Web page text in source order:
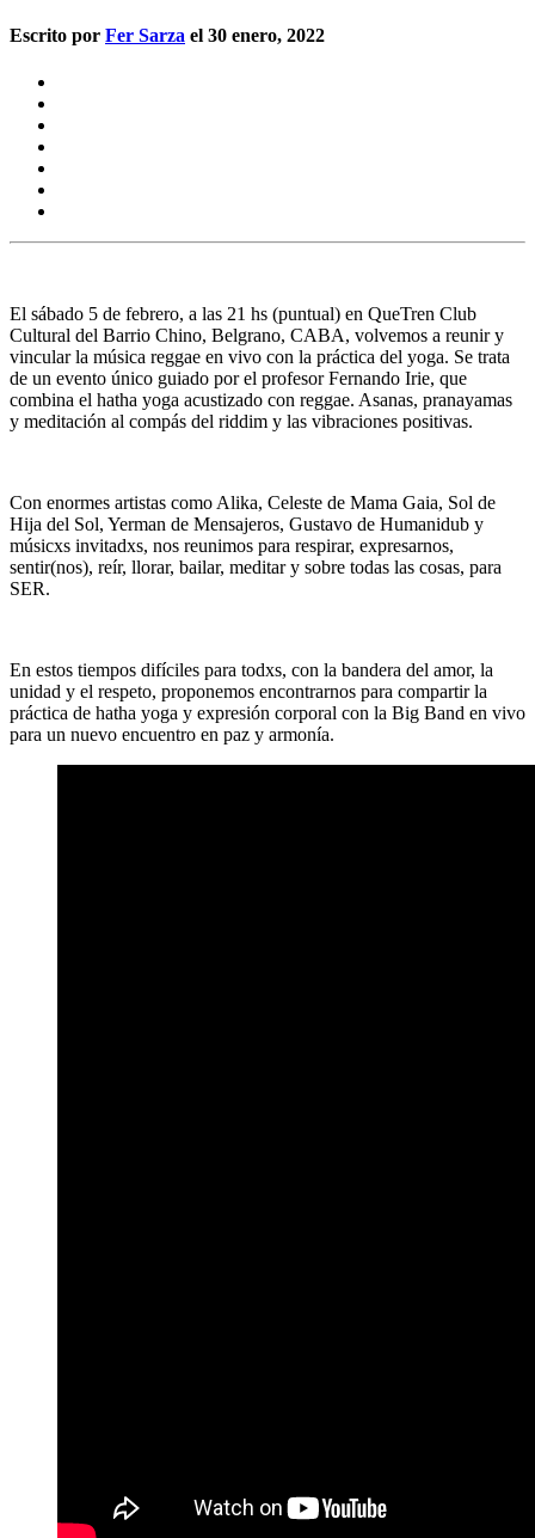
Escrito por Fer Sarza el 30 enero, 2022
El sábado 5 de febrero, a las 21 hs (puntual) en QueTren Club
Cultural del Barrio Chino, Belgrano, CABA, volvemos a reunir y
vincular la música reggae en vivo con la práctica del yoga. Se trata
de un evento único guiado por el profesorFernando Irie, que
combina el hatha yoga acustizado con reggae. Asanas, pranayamas
y meditación al compás del riddim y las vibraciones positivas.
Con enormes artistas comoAlika, Celeste de Mama Gaia, Sol de
Hija del Sol, Yerman de Mensajeros, Gustavo de Humanidub y
músicxs invitadxs, nos reunimos para respirar, expresarnos,
sentir(nos), reír, llorar, bailar, meditar y sobre todas las cosas, para
SER.
En estos tiempos difíciles para todxs, con la bandera del amor, la
unidad y el respeto, proponemos encontrarnos para compartir la
práctica de hatha yoga y expresión corporal con la Big Band en vivo
para un nuevo encuentro en paz y armonía.